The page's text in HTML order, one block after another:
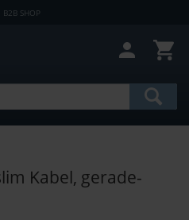
B2B SHOP
Kabel, gerade-